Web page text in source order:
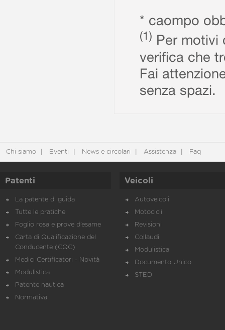
* caompo
(1) Per motivi
verifica che
Fai
senza spazi.
Chi siamo Eventi News e circolari Assistenza Faq
Patenti
La patente di guida
Tutte le pratiche
Foglio rosa e prove d’esame
Carta di Qualificazione del
Conducente (CQC)
Medici Certificatori - Novità
Modulistica
Patente nautica
Normativa
Veicoli
Autoveicoli
Motocicli
Revisioni
Collaudi
Modulistica
Documento Unico
STED